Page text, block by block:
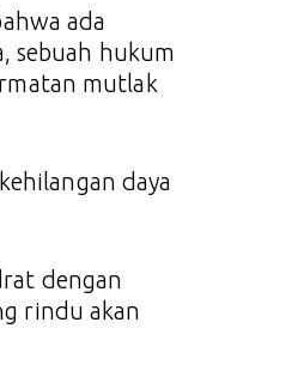
ada
sebuah hukum
mutlak
daya
dengan
rindu akan